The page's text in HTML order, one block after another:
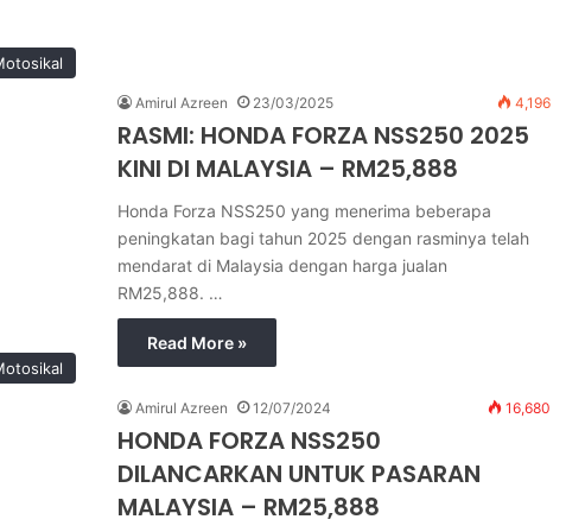
Amirul Azreen 23/03/2025 4,196
RASMI: HONDA FORZA NSS250 2025
KINI DI MALAYSIA – RM25,888
Honda Forza NSS250 yang menerima beberapa
peningkatan bagi tahun 2025 dengan rasminya telah
mendarat di Malaysia dengan harga jualan
RM25,888. …
Read More »
Amirul Azreen 12/07/2024 16,680
HONDA FORZA NSS250
DILANCARKAN UNTUK PASARAN
MALAYSIA – RM25,888